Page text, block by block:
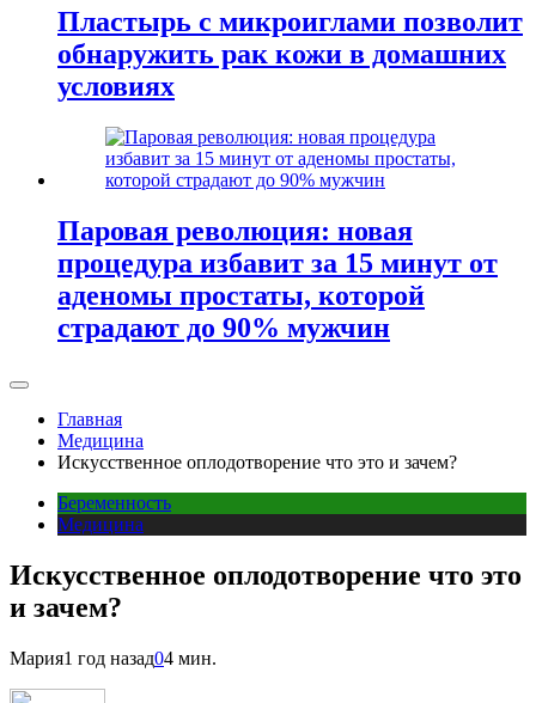
Пластырь с микроиглами позволит
обнаружить рак кожи в домашних
условиях
Паровая революция: новая
процедура избавит за 15 минут от
аденомы простаты, которой
страдают до 90% мужчин
Главная
Медицина
Искусственное оплодотворение что это и зачем?
Беременность
Медицина
Искусственное оплодотворение что это
и зачем?
Мария1 год назад04 мин.